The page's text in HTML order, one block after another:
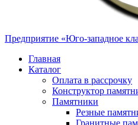
Предприятие «Юго-западное
Главная
Каталог
Оплата в рассрочку
Конструктор
Памятники
Резные
Гранитные